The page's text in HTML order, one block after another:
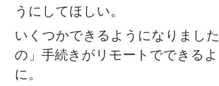
うにしてほしい。
いくつかできるようになりまし
の」手続きがリモートでできる
に。